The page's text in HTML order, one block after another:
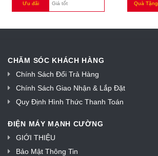
Ưu đãi Giá tốt Quà Tặng
CHĂM SÓC KHÁCH HÀNG
Chính Sách Đổi Trả Hàng
Chính Sách Giao Nhận & Lắp Đặt
Quy Định Hình Thức Thanh Toán
ĐIỆN MÁY MẠNH CƯỜNG
GIỚI THIỆU
Bảo Mật Thông Tin